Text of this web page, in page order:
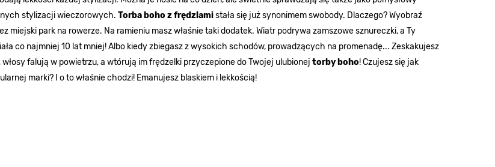
stylizacji wieczorowych. Torba boho z frędzlamistała się już synonimem swobody. Dlaczego? Wyobraź
miejski park na rowerze. Na ramieniu masz właśnie taki dodatek. Wiatr podrywa zamszowe sznureczki, a Ty
co najmniej 10 lat mniej! Albo kiedy zbiegasz z wysokich schodów, prowadzących na promenadę... Zeskakujesz
falują w powietrzu, a wtórują im frędzelki przyczepione do Twojej ulubionej torby boho! Czujesz się jak
marki? I o to właśnie chodzi! Emanujesz blaskiem i lekkością!